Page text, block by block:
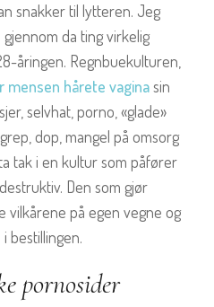
snakker til lytteren. Jeg
da ting virkelig
åringen. Regnbuekulturen,
hårete vaginasin
selvhat, porno, «glade»
dop, mangel på omsorg
tak i en kultur som påfører
Den som gjør
vilkårene på egen vegne og
bestillingen.
pornosider